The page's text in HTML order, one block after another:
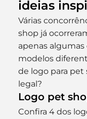
ideias
Várias
shop já
apenas algumas
modelos
de logo para pet
legal?
Logo pet
Confira 4 dos